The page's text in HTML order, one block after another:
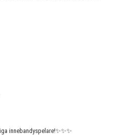
innebandyspelare!✨✨✨